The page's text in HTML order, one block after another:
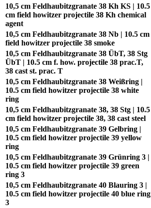
10,5 cm Feldhaubitzgranate 38 Kh KS | 10.5
cm field howitzer projectile 38 Kh chemical
agent
10,5 cm Feldhaubitzgranate 38 Nb | 10.5 cm
field howitzer projectile 38 smoke
10,5 cm Feldhaubitzgranate 38 ÜbT, 38 Stg
ÜbT | 10.5 cm f. how. projectile 38 prac.T,
38 cast st. prac. T
10,5 cm Feldhaubitzgranate 38 Weißring |
10.5 cm field howitzer projectile 38 white
ring
10,5 cm Feldhaubitzgranate 38, 38 Stg | 10.5
cm field howitzer projectile 38, 38 cast steel
10,5 cm Feldhaubitzgranate 39 Gelbring |
10.5 cm field howitzer projectile 39 yellow
ring
10,5 cm Feldhaubitzgranate 39 Grünring 3 |
10.5 cm field howitzer projectile 39 green
ring 3
10,5 cm Feldhaubitzgranate 40 Blauring 3 |
10.5 cm field howitzer projectile 40 blue ring
3